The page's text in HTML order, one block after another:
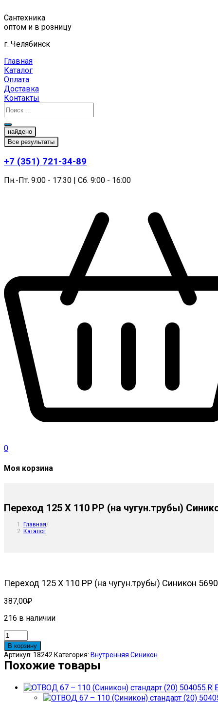
к
содержимому
Сантехника
оптом и в розницу
г. Челябинск
Главная
Каталог
Оплата
Доставка
Контакты
найдено
Все результаты
+7 (351) 721-34-89
Пн.-Пт. 9:00 - 17:30 | Сб. 9:00 - 16:00
0
Моя корзина
Переход 125 Х 110 РР (на чугун.трубы)
Главная/
Каталог
Переход 125 Х 110 РР (на чугун.трубы) Синикон
387,00₽
216 в наличии
Количество
товара
Переход
125
Х
В корзину
Артикул: 18242 Категория: Внутренняя Синикон
Похожие товары